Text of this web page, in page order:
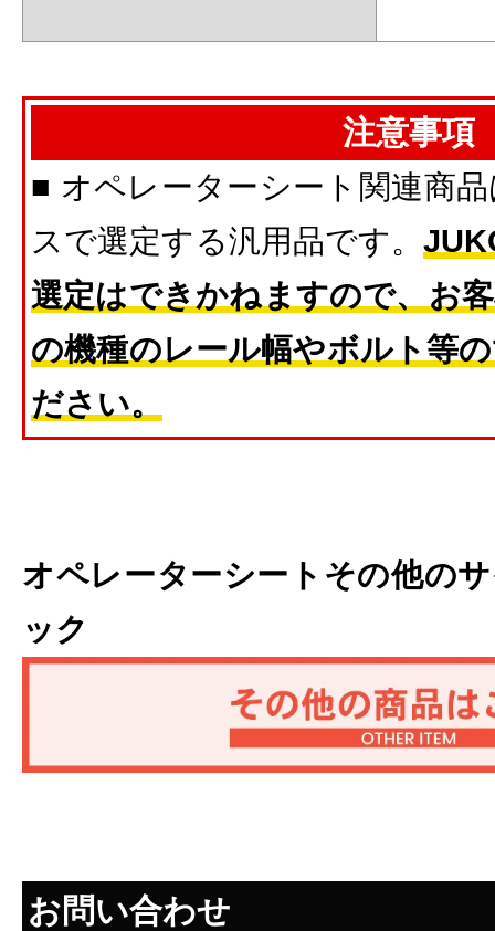
注意事項
■ オペレーターシート関連商
スで選定する汎用品です。
選定はできかねますので、お
の機種のレール幅やボルト等
ださい。
オペレーターシートその他の
ック
お問い合わせ